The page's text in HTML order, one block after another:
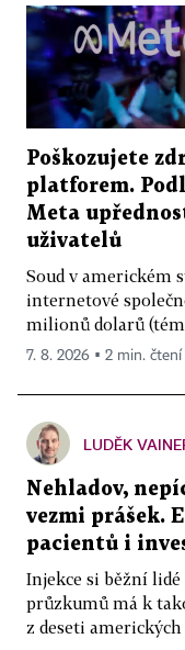
Poškozujete
platforem.
Meta
uživatelů
Soud v americkém
internetové
milionů dolarů
7. 8. 2026 ▪ 2 min. čtení
LUDĚK
Nehladov,
vezmi prášek.
pacientů i
Injekce si běžní
průzkumů má k
z deseti